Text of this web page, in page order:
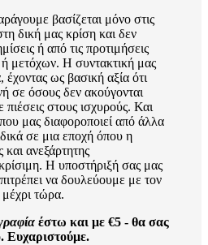
βασίζεται μόνο στις
δική μας κρίση και δεν
ή από τις προτιμήσεις
ή μετόχων. Η συντακτική μας
ως βασική αξία ότι
σε όσους δεν ακούγονται
στους ισχυρούς. Και
που μας διαφοροποιεί από άλλα
σε μια εποχή όπου η
ανεξάρτητης
Η υποστήριξή σας μας
να δουλεύουμε με τον
τώρα.
έστω και με €5 - θα σας
Ευχαριστούμε.